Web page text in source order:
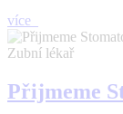
více
Zubní lékař
Přijmeme